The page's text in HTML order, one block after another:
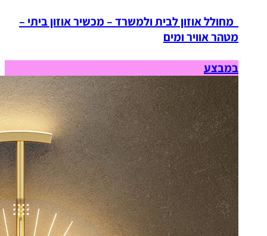
מחולל אוזון לבית ולמשרד – מכשיר אוזון ביתי –
מטהר אוויר ומים
במבצע